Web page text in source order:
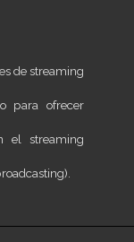
de streaming
para ofrecer
el streaming